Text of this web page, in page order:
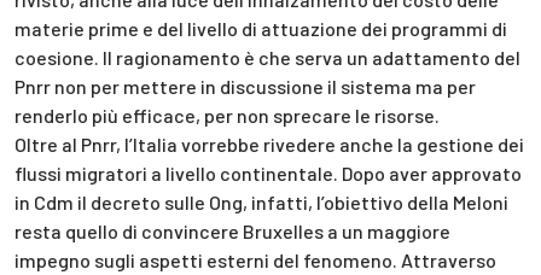
materie prime e del livello di attuazione dei programmi di
coesione. Il ragionamento è che serva un adattamento del
Pnrr non per mettere in discussione il sistema ma per
renderlo più efficace, per non sprecare le risorse.
Oltre al Pnrr, l’Italia vorrebbe rivedere anche la gestione dei
flussi migratori a livello continentale. Dopo aver approvato
in Cdm il decreto sulle Ong, infatti, l’obiettivo della Meloni
resta quello di convincere Bruxelles a un maggiore
impegno sugli aspetti esterni del fenomeno. Attraverso